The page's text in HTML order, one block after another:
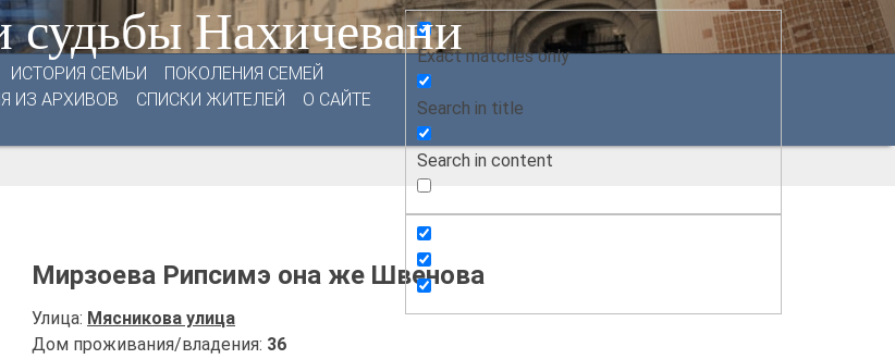
Нахичевани
ИСТОРИЯ СЕМЬИ
ПОКОЛЕНИЯ СЕМЕЙ
ИЗ АРХИВОВ СПИСКИ ЖИТЕЛЕЙ
О САЙТЕ
Exact matches only
Search in title
Search in content
Мирзоева Рипсимэ она же Швенова
Улица: Мясникова улица
Дом проживания/владения: 36